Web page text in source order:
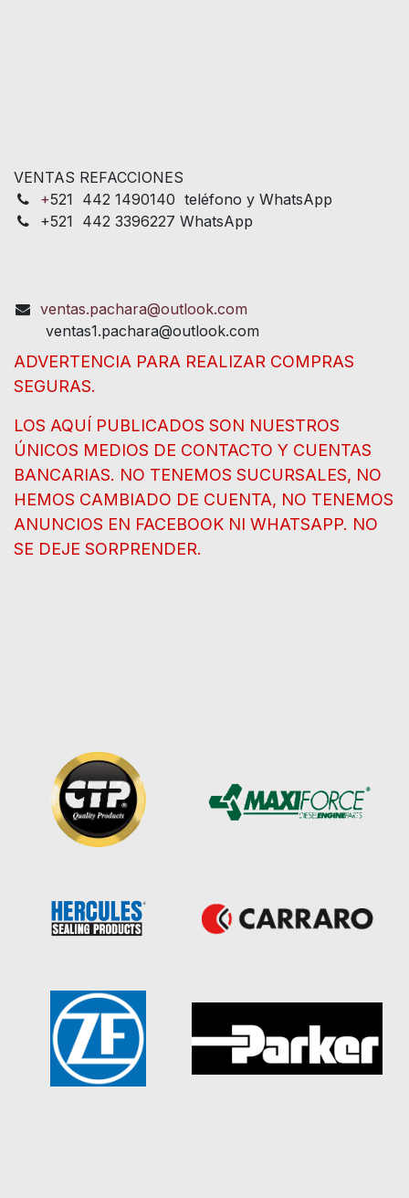
VENTAS REFACCIONES
+521 442 1490140 teléfono y WhatsApp
+521 442 3396227 WhatsApp
ventas.pachara@outlook.com
ventas1.pachara@outlook.com
ADVERTENCIA PARA REALIZAR COMPRAS
SEGURAS.
LOS AQUÍ PUBLICADOS SON NUESTROS
ÚNICOS MEDIOS DE CONTACTO Y CUENTAS
BANCARIAS. NO TENEMOS SUCURSALES, NO
HEMOS CAMBIADO DE CUENTA, NO TENEMOS
ANUNCIOS EN FACEBOOK NI WHATSAPP. NO
SE DEJE SORPRENDER.